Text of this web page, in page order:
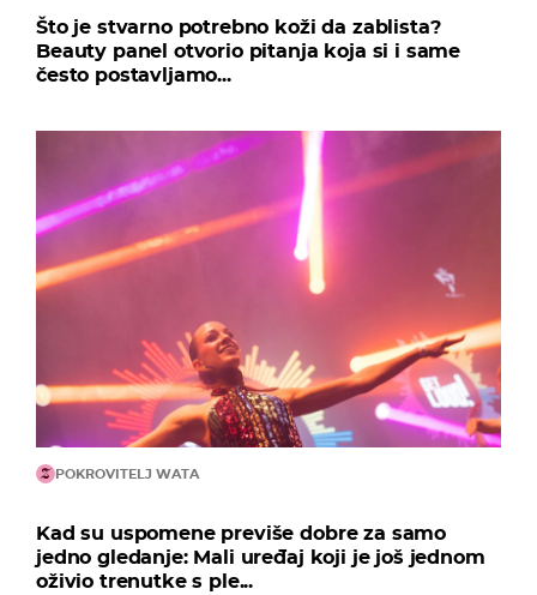
Što je stvarno potrebno koži da zablista?
Beauty panel otvorio pitanja koja si i same
često postavljamo...
POKROVITELJ WATA
Kad su uspomene previše dobre za samo
jedno gledanje: Mali uređaj koji je još jednom
oživio trenutke s ple...